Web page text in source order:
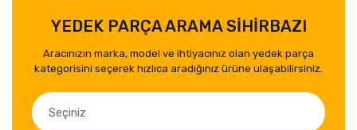
YEDEK PARÇA ARAMA SİHİRBAZI
Aracınızın marka, model ve ihtiyacınız olan yedek parça
kategorisini seçerek hızlıca aradığınız ürüne ulaşabilirsiniz.